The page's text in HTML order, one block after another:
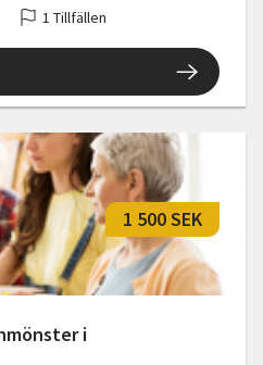
1 Tillfällen
i
1 500 SEK